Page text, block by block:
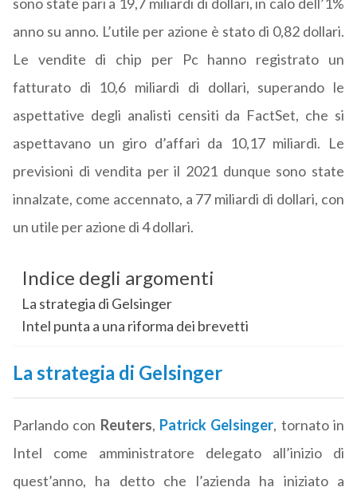
sono state pari a 19,7 miliardi di dollari, in calo dell’1%
anno su anno. L’utile per azione è stato di 0,82 dollari.
Le vendite di chip per Pc hanno registrato un
fatturato di 10,6 miliardi di dollari, superando le
aspettative degli analisti censiti da FactSet, che si
aspettavano un giro d’affari da 10,17 miliardi. Le
previsioni di vendita per il 2021 dunque sono state
innalzate, come accennato, a 77 miliardi di dollari, con
un utile per azione di 4 dollari.
Indice degli argomenti
La strategia di Gelsinger
Intel punta a una riforma dei brevetti
La strategia di Gelsinger
Parlando con Reuters, Patrick Gelsinger, tornato in
Intel come amministratore delegato all’inizio di
quest’anno, ha detto che l’azienda ha iniziato a